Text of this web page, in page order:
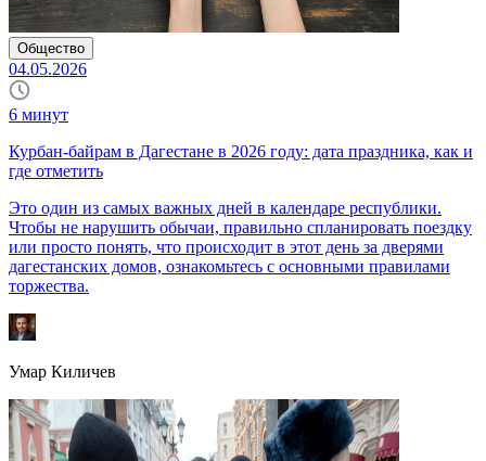
Общество
04.05.2026
6 минут
Курбан-байрам в Дагестане в 2026 году: дата праздника, как и
где отметить
Это один из самых важных дней в календаре республики.
Чтобы не нарушить обычаи, правильно спланировать поездку
или просто понять, что происходит в этот день за дверями
дагестанских домов, ознакомьтесь с основными правилами
торжества.
Умар Киличев